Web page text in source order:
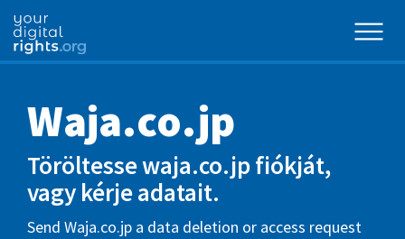
Waja.co.jp
Töröltesse waja.co.jp fiókját,
vagy kérje adatait.
Send Waja.co.jp a data deletion or access request